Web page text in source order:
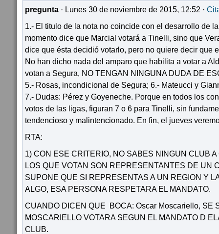
pregunta · Lunes 30 de noviembre de 2015, 12:52 ·
1.- El titulo de la nota no coincide con el desarrollo de
momento dice que Marcial votará a Tinelli, sino que
dice que ésta decidió votarlo, pero no quiere decir que
No han dicho nada del amparo que habilita a votar a
votan a Segura, NO TENGAN NINGUNA DUDA DE
5.- Rosas, incondicional de Segura; 6.- Mateucci y
7.- Dudas: Pérez y Goyeneche. Porque en todos los
votos de las ligas, figuran 7 o 6 para Tinelli, sin
tendencioso y malintencionado. En fin, el jueves
RTA:
1) CON ESE CRITERIO, NO SABES NINGUN CLUB
LOS QUE VOTAN SON REPRESENTANTES DE UN
SUPONE QUE SI REPRESENTAS A UN REGION Y
ALGO, ESA PERSONA RESPETARA EL MANDATO.
CUANDO DICEN QUE BOCA: Oscar Moscariello, SE
MOSCARIELLO VOTARA SEGUN EL MANDATO D
CLUB.